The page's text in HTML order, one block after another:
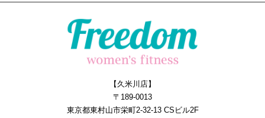
【久米川店】
〒189-0013
東京都東村山市栄町2-32-13 CSビル2F